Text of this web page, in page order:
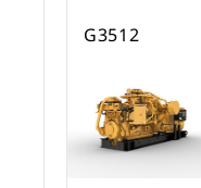
G3512